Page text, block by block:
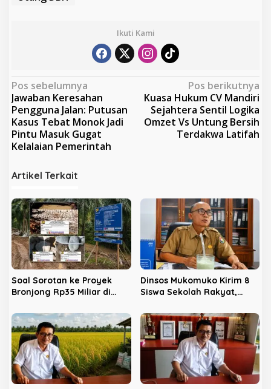
Ikuti Kami
N
a
v
i
g
a
i
p
o
s
Pos sebelumnya
Jawaban Keresahan
Pengguna Jalan: Putusan
Kasus Tebat Monok Jadi
Pintu Masuk Gugat
Kelalaian Pemerintah
Pos berikutnya
Kuasa Hukum CV Mandiri
Sejahtera Sentil Logika
Omzet Vs Untung Bersih
Terdakwa Latifah
Artikel Terkait
Soal Sorotan ke Proyek
Bronjong Rp35 Miliar di
Sumatera VII
Dinsos Mukomuko Kirim 8
Siswa Sekolah Rakyat,
Makmur Siap Bantu
Semaksimal Mungkin